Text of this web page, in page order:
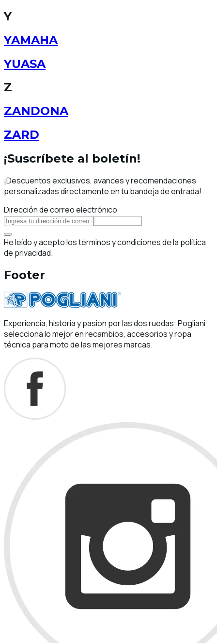
Y
YAMAHA
YUASA
Z
ZANDONA
ZARD
¡Suscríbete al boletín!
¡Descuentos exclusivos, avances y recomendaciones
personalizadas directamente en tu bandeja de entrada!
Dirección de correo electrónico
He leído y acepto los términos y condiciones de la política
de privacidad.
Footer
Experiencia, historia y pasión por las dos ruedas: Pogliani
selecciona lo mejor en recambios, accesorios y ropa
técnica para moto de las mejores marcas.